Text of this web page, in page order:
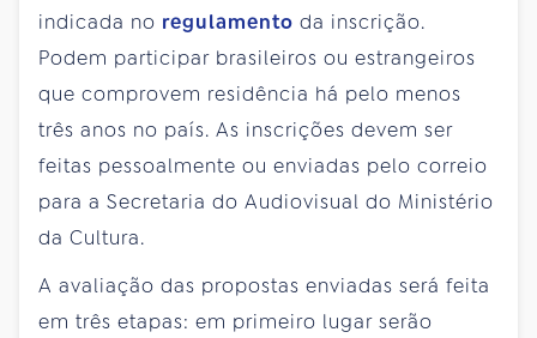
indicada no regulamento da inscrição.
Podem participar brasileiros ou estrangeiros
que comprovem residência há pelo menos
três anos no país. As inscrições devem ser
feitas pessoalmente ou enviadas pelo correio
para a Secretaria do Audiovisual do Ministério
da Cultura.
A avaliação das propostas enviadas será feita
em três etapas: em primeiro lugar serão